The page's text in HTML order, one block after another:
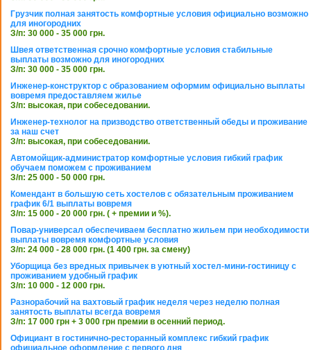
Грузчик полная занятость комфортные условия официально возможно
для иногородних
З/п: 30 000 - 35 000 грн.
Швея ответственная срочно комфортные условия стабильные
выплаты возможно для иногородних
З/п: 30 000 - 35 000 грн.
Инженер-конструктор с образованием оформим официально выплаты
вовремя предоставляем жилье
З/п: высокая, при собеседовании.
Инженер-технолог на призводство ответственный обеды и проживание
за наш счет
З/п: высокая, при собеседовании.
Автомойщик-администратор комфортные условия гибкий график
обучаем поможем с проживанием
З/п: 25 000 - 50 000 грн.
Комендант в большую сеть хостелов с обязательным проживанием
график 6/1 выплаты вовремя
З/п: 15 000 - 20 000 грн. ( + премии и %).
Повар-универсал обеспечиваем бесплатно жильем при необходимости
выплаты вовремя комфортные условия
З/п: 24 000 - 28 000 грн. (1 400 грн. за смену)
Уборщица без вредных привычек в уютный хостел-мини-гостиницу с
проживанием удобный график
З/п: 10 000 - 12 000 грн.
Разнорабочий на вахтовый график неделя через неделю полная
занятость выплаты всегда вовремя
З/п: 17 000 грн + 3 000 грн премии в осенний период.
Официант в гостинично-ресторанный комплекс гибкий график